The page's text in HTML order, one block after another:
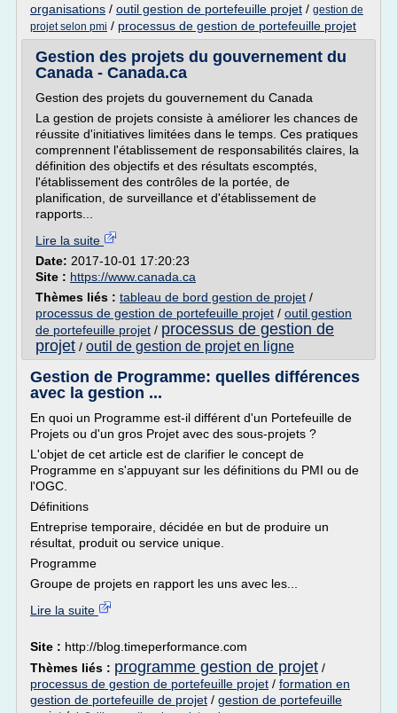
organisations / outil gestion de portefeuille projet / gestion de
projet selon pmi / processus de gestion de portefeuille projet
Gestion des projets du gouvernement du
Canada - Canada.ca
Gestion des projets du gouvernement du Canada
La gestion de projets consiste à améliorer les chances de
réussite d'initiatives limitées dans le temps. Ces pratiques
comprennent l'établissement de responsabilités claires, la
définition des objectifs et des résultats escomptés,
l'établissement des contrôles de la portée, de
planification, de surveillance et d'établissement de
rapports...
Lire la suite
Date: 2017-10-01 17:20:23
Site : https://www.canada.ca
Thèmes liés : tableau de bord gestion de projet /
processus de gestion de portefeuille projet / outil gestion
de portefeuille projet / processus de gestion de
projet / outil de gestion de projet en ligne
Gestion de Programme: quelles différences
avec la gestion ...
En quoi un Programme est-il différent d'un Portefeuille de
Projets ou d'un gros Projet avec des sous-projets ?
L'objet de cet article est de clarifier le concept de
Programme en s'appuyant sur les définitions du PMI ou de
l'OGC.
Définitions
Entreprise temporaire, décidée en but de produire un
résultat, produit ou service unique.
Programme
Groupe de projets en rapport les uns avec les...
Lire la suite
Site : http://blog.timeperformance.com
Thèmes liés : programme gestion de projet /
processus de gestion de portefeuille projet / formation en
gestion de portefeuille de projet / gestion de portefeuille